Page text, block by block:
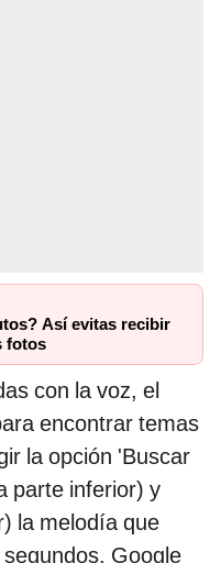
Así evitas recibir
fotos
con la voz, el
encontrar temas
la opción 'Buscar
parte inferior) y
la melodía que
Google